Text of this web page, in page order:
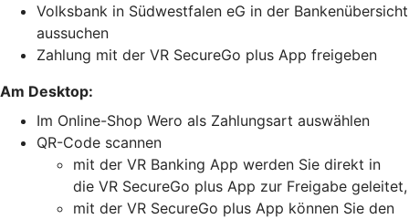
Volksbank in Südwestfalen eG in der Bankenübersicht
aussuchen
Zahlung mit der VR SecureGo plus App freigeben
Am Desktop:
Im Online-Shop Wero als Zahlungsart auswählen
QR-Code scannen
mit der VR Banking App werden Sie direkt in
die VR SecureGo plus App zur Freigabe geleitet,
mit der VR SecureGo plus App können Sie den